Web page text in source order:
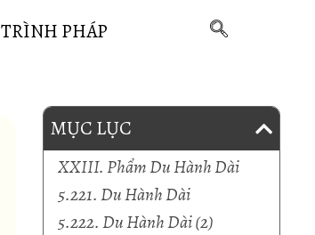
TRÌNH PHÁP
MỤC LỤC
XXIII. Phẩm Du Hành Dài
5.221. Du Hành Dài
5.222. Du Hành Dài (2)